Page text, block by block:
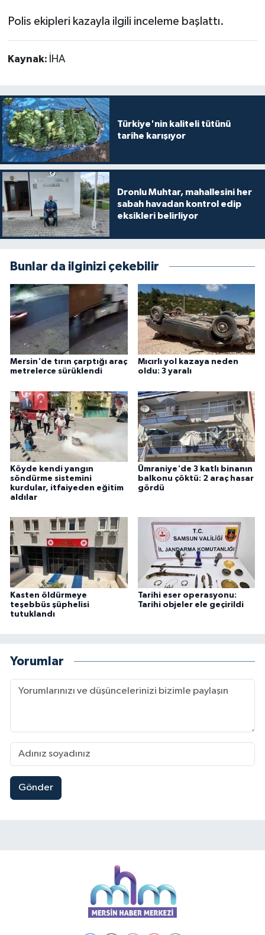
Polis ekipleri kazayla ilgili inceleme başlattı.
Kaynak: İHA
Türkiye'nin kaliteli tütünü
tarihe karışıyor
Dronlu Muhtar, mahallesini her
sabah havadan kontrol edip
eksikleri belirliyor
Bunlar da ilginizi çekebilir
Mersin'de tırın çarptığı araç
metrelerce sürüklendi
Mıcırlı yol kazaya neden
oldu: 3 yaralı
Köyde kendi yangın
söndürme sistemini
kurdular, itfaiyeden eğitim
aldılar
Ümraniye'de 3 katlı binanın
balkonu çöktü: 2 araç hasar
gördü
Kasten öldürmeye
teşebbüs şüphelisi
tutuklandı
Tarihi eser operasyonu:
Tarihi objeler ele geçirildi
Yorumlar
Gönder